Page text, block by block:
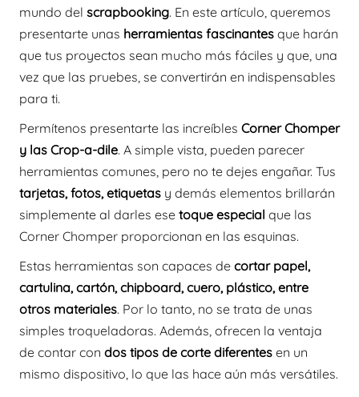
mundo del scrapbooking. En este artículo, queremos
presentarte unas herramientas fascinantes que harán
que tus proyectos sean mucho más fáciles y que, una
vez que las pruebes, se convertirán en indispensables
para ti.
Permítenos presentarte las increíbles Corner Chomper
y las Crop-a-dile. A simple vista, pueden parecer
herramientas comunes, pero no te dejes engañar. Tus
tarjetas, fotos, etiquetas y demás elementos brillarán
simplemente al darles ese toque especial que las
Corner Chomper proporcionan en las esquinas.
Estas herramientas son capaces de cortar papel,
cartulina, cartón, chipboard, cuero, plástico, entre
otros materiales. Por lo tanto, no se trata de unas
simples troqueladoras. Además, ofrecen la ventaja
de contar con dos tipos de corte diferentes en un
mismo dispositivo, lo que las hace aún más versátiles.